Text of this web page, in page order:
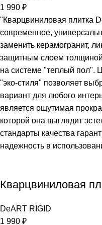
1 990 ₽
"Кварцвиниловая плитка
современное,
заменить керамогранит,
защитным слоем
на системе "теплый пол".
"эко-стиля" позволяет
вариант для любого
является ощутимая
которой она выглядит
стандарты качества
надежность в
Кварцвиниловая
DeART RIGID
1 990 ₽